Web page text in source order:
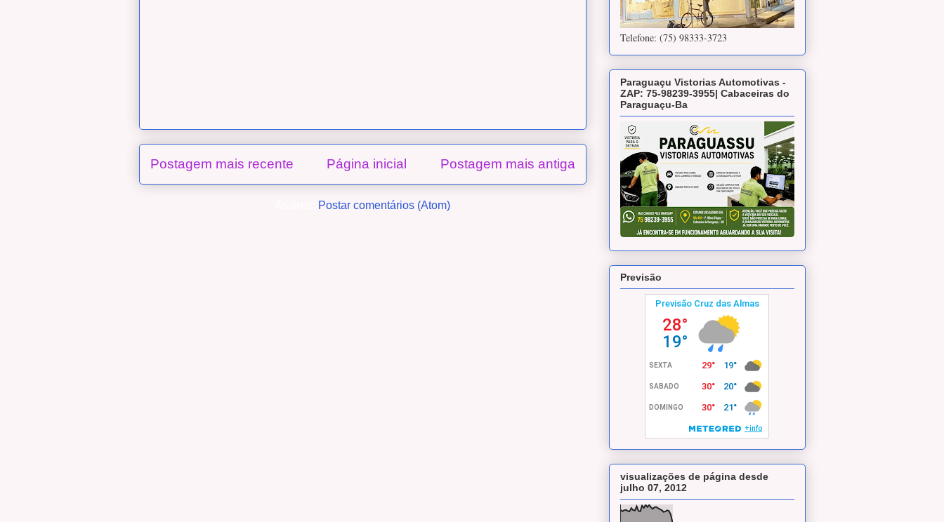
Postagem mais recente Postagem mais antiga
Página inicial
Postar comentários (Atom)
Telefone: (75) 98333-3723
Paraguaçu Vistorias Automotivas -
ZAP: 75-98239-3955| Cabaceiras do
Paraguaçu-Ba
Previsão
visualizações de página desde
julho 07, 2012